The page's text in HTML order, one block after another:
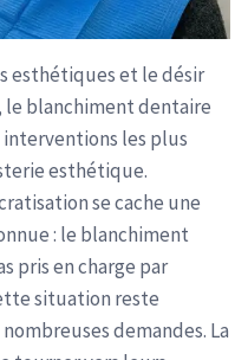
esthétiques et le désir
le blanchiment dentaire
interventions les plus
esthétique.
se cache une
: le blanchiment
pris en charge par
situation reste
demandes. La